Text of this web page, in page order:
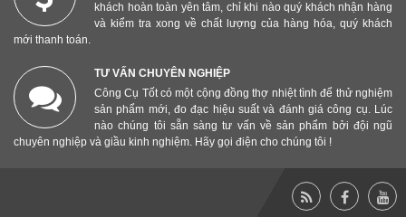
khách hoàn toàn yên tâm, chỉ khi nào quý khách nhận hàng
và kiểm tra xong về chất lượng của hàng hóa, quý khách
mới thanh toán.
TƯ VẤN CHUYÊN NGHIỆP
Công Cụ Tốt có một cộng đồng thợ nhiệt tình để thử nghiệm
sản phẩm mới, đo đạc hiệu suất và đánh giá công cụ. Lúc
nào chúng tôi sẵn sàng tư vấn về sản phẩm bởi đội ngũ
chuyên nghiệp và giầu kinh nghiệm. Hãy gọi điện cho chúng tôi !